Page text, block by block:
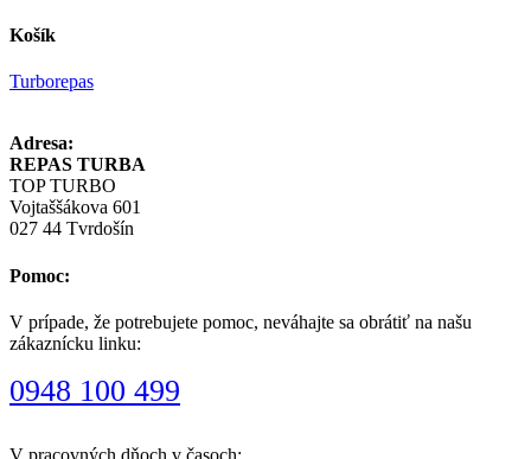
Košík
Turborepas
Adresa:
REPAS TURBA
TOP TURBO
Vojtaššákova 601
027 44 Tvrdošín
Pomoc:
V prípade, že potrebujete pomoc, neváhajte sa obrátiť na našu
zákaznícku linku:
0948 100 499
V pracovných dňoch v časoch: